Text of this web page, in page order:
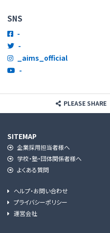
SNS
-
-
_aims_official
-
PLEASE SHARE
SITEMAP
企業採用担当者様へ
学校・塾・団体関係者様へ
よくある質問
ヘルプ・お問い合わせ
プライバシーポリシー
運営会社